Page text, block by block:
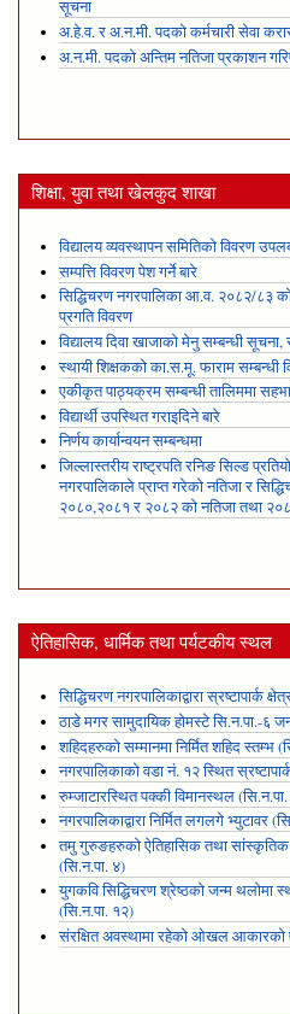
सूचना
अ.हे.व. र अ.न.मी. पदको कर्मचारी सेवा
अ.न.मी. पदको अन्तिम नतिजा प्रकाशन
शिक्षा, युवा तथा खेलकुद शाखा
विद्यालय व्यवस्थापन समितिको विवरण
सम्पत्ति विवरण पेश गर्ने बारे
सिद्धिचरण नगरपालिका आ.व. २०८२/८३ को
प्रगति विवरण
विद्यालय दिवा खाजाको मेनु सम्बन्धी
स्थायी शिक्षकको का.स.मू. फाराम सम्बन्धी
एकीकृत पाठ्यक्रम सम्बन्धी तालिममा
विद्यार्थी उपस्थित गराइदिने बारे
निर्णय कार्यान्वयन सम्बन्धमा
जिल्लास्तरीय राष्ट्रपति रनिङ सिल्ड
नगरपालिकाले प्राप्त गरेकाे नतिजा र
२०८०,२०८१ र २०८२ को नतिजा तथा
ऐतिहासिक, धार्मिक तथा पर्यटकीय स्थल
सिद्धिचरण नगरपालिकाद्वारा स्रष्टापार्क
ठाडे मगर सामुदायिक होमस्टे सि.न.पा.-६
शहिदहरुको सम्मानमा निर्मित शहिद स्तम्भ
नगरपालिकाको वडा नं. १२ स्थित
रुम्जाटारस्थित पक्की विमानस्थल
नगरपालिकाद्वारा निर्मित लगलगे भ्युटावर
तमु गुरुङहरुको ऐतिहासिक तथा सांस्कृतिक
(सि.न.पा. ४)
युगकवि सिद्धिचरण श्रेष्ठको जन्म थलोमा
(सि.न.पा. १२)
संरक्षित अवस्थामा रहेको ओखल आकारको